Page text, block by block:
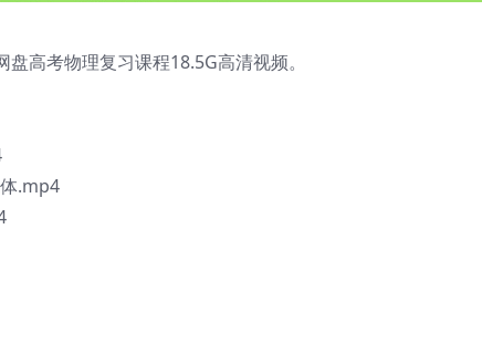
高考物理复习课程18.5G高清视频。
.mp4